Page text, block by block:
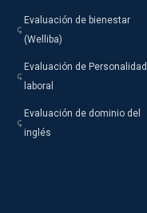
Evaluación de bienestar
(Welliba)
Evaluación de Personalidad
laboral
Evaluación de dominio del
inglés